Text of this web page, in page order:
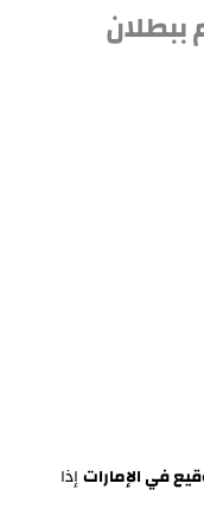
في الإماراتإذا